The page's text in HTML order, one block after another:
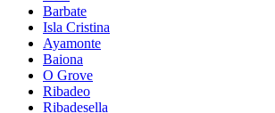
Barbate
Isla Cristina
Ayamonte
Baiona
O Grove
Ribadeo
Ribadesella